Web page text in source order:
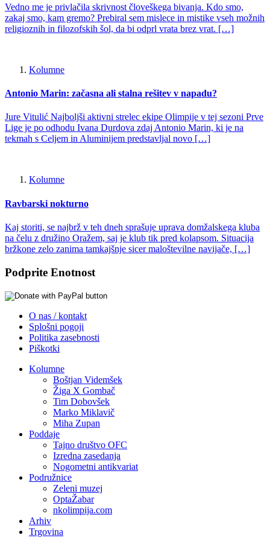
Vedno me je privlačila skrivnost človeškega bivanja. Kdo smo,
zakaj smo, kam gremo? Prebiral sem mislece in mistike vseh možnih
religioznih in filozofskih šol, da bi odprl vrata brez vrat. […]
Kolumne
Antonio Marin: začasna ali stalna rešitev v napadu?
Jure Vitulić Najboljši aktivni strelec ekipe Olimpije v tej sezoni Prve
Lige je po odhodu Ivana Durdova zdaj Antonio Marin, ki je na
tekmah s Celjem in Aluminijem predstavljal novo […]
Kolumne
Ravbarski nokturno
Kaj storiti, se najbrž v teh dneh sprašuje uprava domžalskega kluba
na čelu z družino Oražem, saj je klub tik pred kolapsom. Situacija
bržkone zelo zanima tamkajšnje sicer maloštevilne navijače, […]
Podprite Enotnost
O nas / kontakt
Splošni pogoji
Politika zasebnosti
Piškotki
Kolumne
Boštjan Videmšek
Žiga X Gombač
Tim Dobovšek
Marko Miklavič
Miha Zupan
Poddaje
Tajno društvo OFC
Izredna zasedanja
Nogometni antikvariat
Podružnice
Zeleni muzej
OptaŽabar
nkolimpija.com
Arhiv
Trgovina